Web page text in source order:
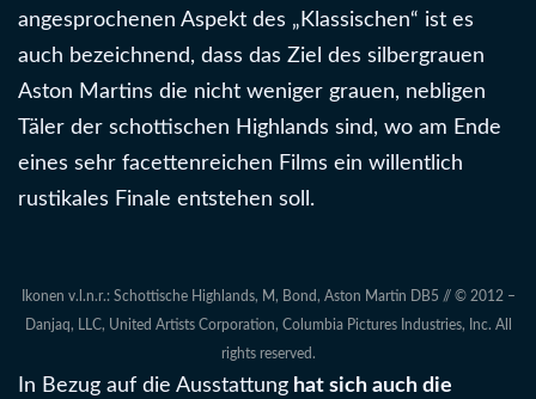
angesprochenen Aspekt des „Klassischen“ ist es
auch bezeichnend, dass das Ziel des silbergrauen
Aston Martins die nicht weniger grauen, nebligen
Täler der schottischen Highlands sind, wo am Ende
eines sehr facettenreichen Films ein willentlich
rustikales Finale entstehen soll.
Ikonen v.l.n.r.: Schottische Highlands, M, Bond, Aston Martin DB5 // © 2012 –
Danjaq, LLC, United Artists Corporation, Columbia Pictures Industries, Inc. All
rights reserved.
In Bezug auf die Ausstattung hat sich auch die